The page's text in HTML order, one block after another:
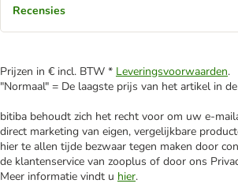
Recensies
Prijzen in € incl. BTW * Leveringsvoorwaarden.
"Normaal" = De laagste prijs van het artikel in
bitiba behoudt zich het recht voor om uw e-
direct marketing van eigen, vergelijkbare
hier te allen tijde bezwaar tegen maken door
de klantenservice van zooplus of door ons
Meer informatie vindt u hier.